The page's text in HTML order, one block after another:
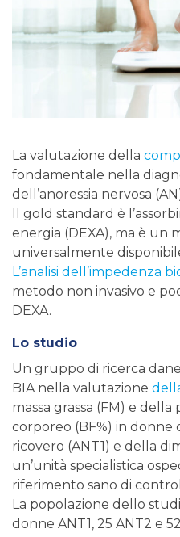
La valutazione della
fondamentale nella
dell’anoressia nervosa
Il gold standard è
energia (DEXA), ma è un
universalmente
L’analisi dell’impedenza
metodo non invasivo e
DEXA.
Lo studio
Un gruppo di ricerca
BIA nella valutazione
massa grassa (FM) e
corporeo (BF%) in donne
ricovero (ANT1) e della
un’unità specialistica
riferimento sano di
La popolazione dello
donne ANT1, 25 ANT2 e